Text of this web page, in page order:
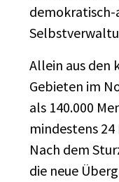
Allein aus den
Gebieten im
als 140.000
mindestens
Nach dem
die neue